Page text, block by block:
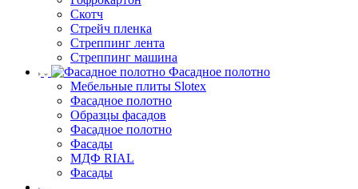
Скотч
Стрейч пленка
Стреппинг лента
Стреппинг машина
Фасадное полотно
Мебельные плиты Slotex
Фасадное полотно
Образцы фасадов
Фасадное полотно
Фасады
МДФ RIAL
Фасады